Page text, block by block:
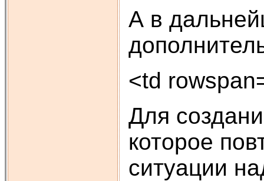
А в
<td
Для
которое
ситуации